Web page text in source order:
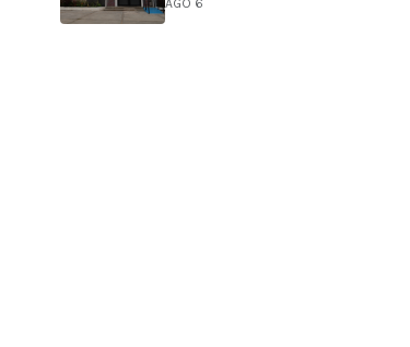
AGO 6